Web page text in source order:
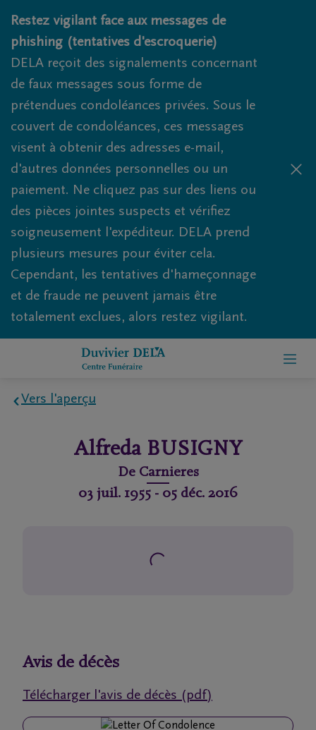
Obituaries.breadcrumbs.SkipLink
Restez vigilant face aux messages de
phishing (tentatives d'escroquerie)
DELA reçoit des signalements concernant
de faux messages sous forme de
prétendues condoléances privées. Sous le
couvert de condoléances, ces messages
visent à obtenir des adresses e-mail,
d'autres données personnelles ou un
paiement. Ne cliquez pas sur des liens ou
des pièces jointes suspects et vérifiez
soigneusement l'expéditeur. DELA prend
plusieurs mesures pour éviter cela.
Cependant, les tentatives d'hameçonnage
et de fraude ne peuvent jamais être
totalement exclues, alors restez vigilant.
de
Vers l'aperçu
Alfreda BUSIGNY
De Carnieres
03 juil. 1955 - 05 déc. 2016
Avis de décès
Télécharger l'avis de décès (pdf)